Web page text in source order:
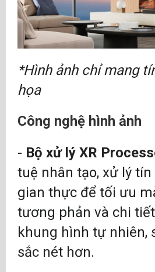
*Hình ảnh chỉ mang
họa
Công nghệ hình ảnh
- Bộ xử lý XR
tuệ nhân tạo, xử lý
gian thực để tối ưu
tương phản và chi
khung hình tự nhiên,
sắc nét hơn.